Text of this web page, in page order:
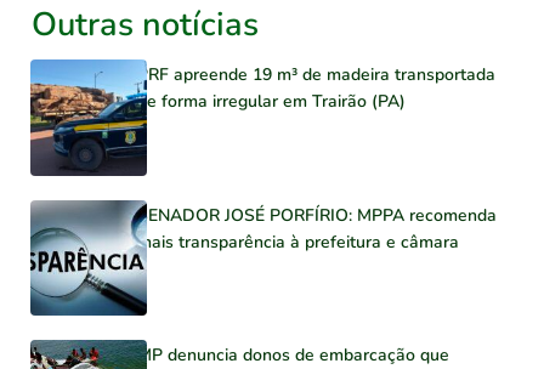
Outras notícias
PRF apreende 19 m³ de madeira transportada
de forma irregular em Trairão (PA)
SENADOR JOSÉ PORFÍRIO: MPPA recomenda
mais transparência à prefeitura e câmara
MP denuncia donos de embarcação que